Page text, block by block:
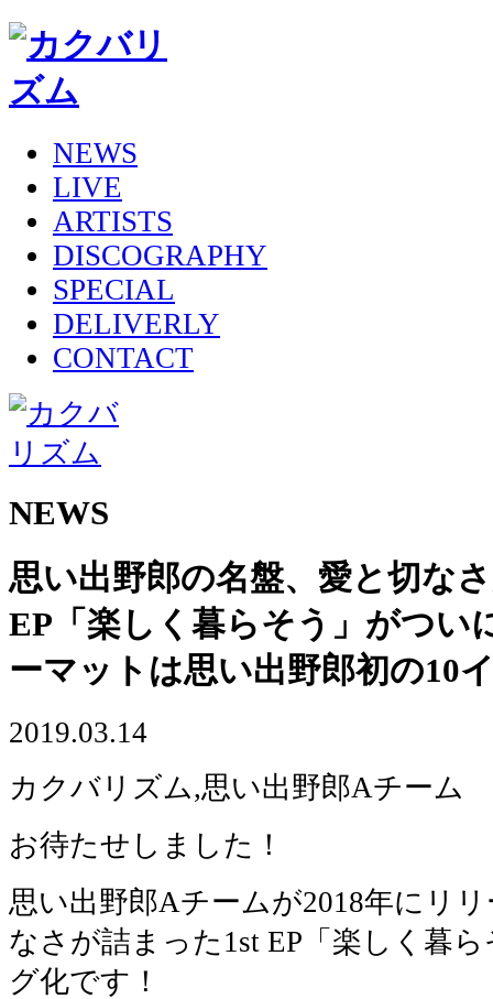
NEWS
LIVE
ARTISTS
DISCOGRAPHY
SPECIAL
DELIVERLY
CONTACT
NEWS
思い出野郎の名盤、愛と切な
EP「楽しく暮らそう」がつい
ーマットは思い出野郎初の10
2019.03.14
カクバリズム,思い出野郎Aチーム
お待たせしました！
思い出野郎Aチームが2018年にリ
なさが詰まった1st EP「楽しく暮
グ化です！